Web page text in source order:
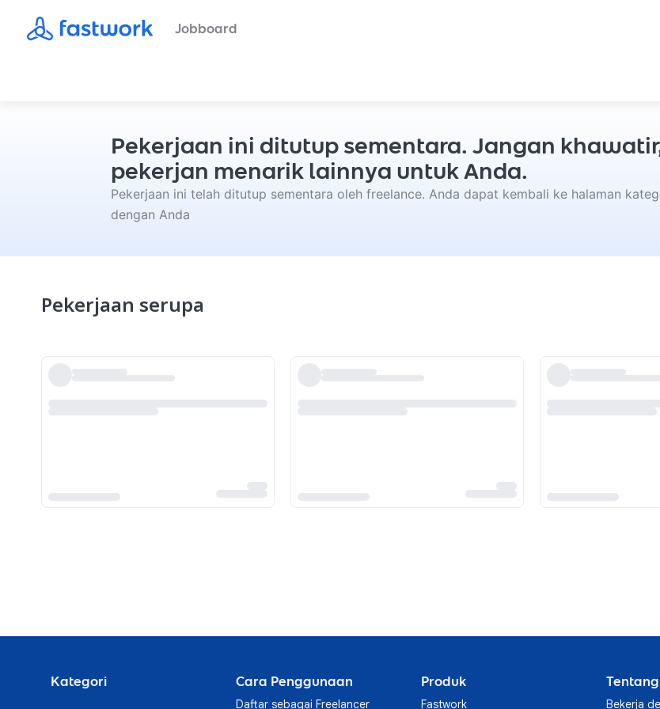
Jobboard
Pekerjaan ini ditutup sementara. Jangan
pekerjan menarik lainnya untuk Anda.
Pekerjaan ini telah ditutup sementara oleh freelance. Anda dapat kembali ke halaman
dengan Anda
Pekerjaan serupa
Kategori Cara Penggunaan
Daftar sebagai Freelancer
Produk
Fastwork Bekerja